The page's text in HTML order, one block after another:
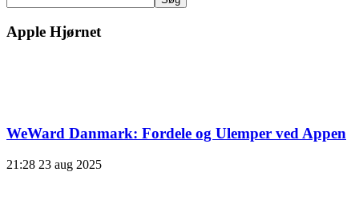
Apple Hjørnet
WeWard Danmark: Fordele og Ulemper ved Appen
21:28 23 aug 2025